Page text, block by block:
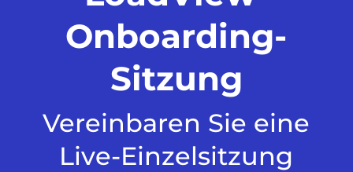
Onboarding-
Sitzung
Vereinbaren Sie eine
Live-Einzelsitzung